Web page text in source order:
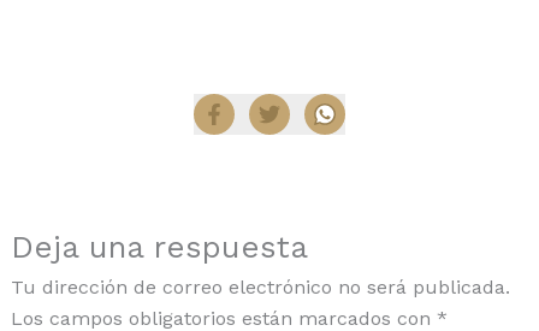
Deja una respuesta
Tu dirección de correo electrónico no será publicada.
Los campos obligatorios están marcados con *